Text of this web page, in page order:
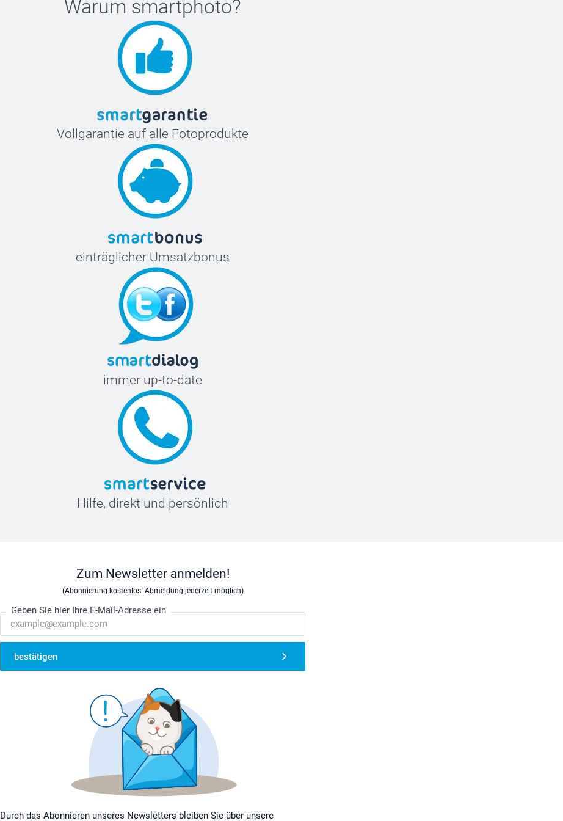
Warum smartphoto?
Vollgarantie auf alle Fotoprodukte
einträglicher Umsatzbonus
immer up-to-date
Hilfe, direkt und persönlich
Zum Newsletter anmelden!
(Abonnierung kostenlos. Abmeldung jederzeit möglich)
Geben Sie hier Ihre E-Mail-Adresse ein
bestätigen
Durch das Abonnieren unseres Newsletters bleiben Sie über unsere